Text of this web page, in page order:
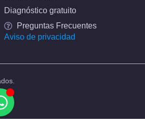
Diagnóstico gratuito
Preguntas Frecuentes
Aviso de privacidad